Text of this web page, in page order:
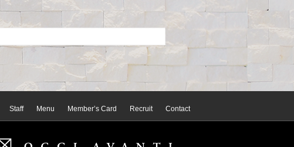
Staff Menu Member’s Card Recruit Contact